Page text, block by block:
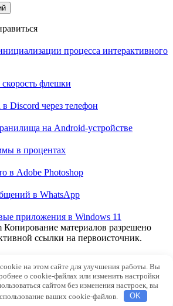
процесса интерактивного
флешки
Discord через телефон
на Android-устройстве
в процентах
в Adobe Photoshop
в WhatsApp
приложения в Windows 11
материалов разрешено
ссылки на первоисточник.
соглашение
на этом сайте для улучшения работы. Вы
о cookie-файлах или изменить настройки
сайтом без изменения настроек, вы
ваших cookie-файлов.
OK